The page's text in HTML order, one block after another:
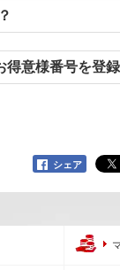
意様番号を登録
シェア